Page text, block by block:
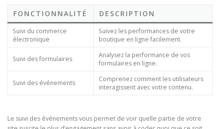
FONCTIONNALITÉ DESCRIPTION
Suivi du commerce
électronique
Suivez les performances de votre
boutique en ligne facilement.
Suivi des formulaires
Analysez la performance de vos
formulaires en ligne.
Suivi des événements
Comprenez comment les utilisateurs
interagissent avec votre contenu.
Le suivi des événements vous permet de voir quelle partie de votre